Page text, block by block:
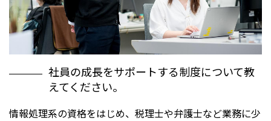
社員の成長をサポートする制度について教
えてください。
情報処理系の資格をはじめ、税理士や弁護士など業務に少